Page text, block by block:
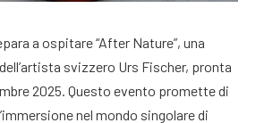
a ospitare “After Nature”, una
svizzero Urs Fischer, pronta
2025. Questo evento promette di
nel mondo singolare di